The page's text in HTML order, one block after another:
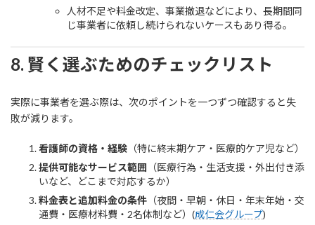
人材不足や料金改定、事業撤退などにより、長期間同
じ事業者に依頼し続けられないケースもあり得る。
8. 賢く選ぶためのチェックリスト
実際に事業者を選ぶ際は、次のポイントを一つずつ確認すると失
敗が減ります。
看護師の資格・経験 （特に終末期ケア・医療的ケア児など）
提供可能なサービス範囲 （医療行為・生活支援・外出付き添
いなど、どこまで対応するか）
料金表と追加料金の条件 （夜間・早朝・休日・年末年始・交
通費・医療材料費・2名体制など）(成仁会グループ)